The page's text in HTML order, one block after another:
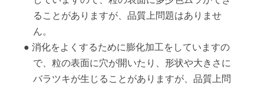
ることがありますが、品質上問題はありませ
ん。
消化をよくするために膨化加工をしていますの
で、粒の表面に穴が開いたり、形状や大きさに
バラツキが生じることがありますが、品質上問